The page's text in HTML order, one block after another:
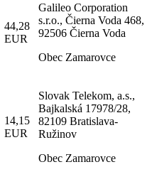
44,28
EUR
Galileo Corporation
s.r.o., Čierna Voda 468,
92506 Čierna Voda
Obec Zamarovce
14,15
EUR
Slovak Telekom, a.s.,
Bajkalská 17978/28,
82109 Bratislava-
Ružinov
Obec Zamarovce